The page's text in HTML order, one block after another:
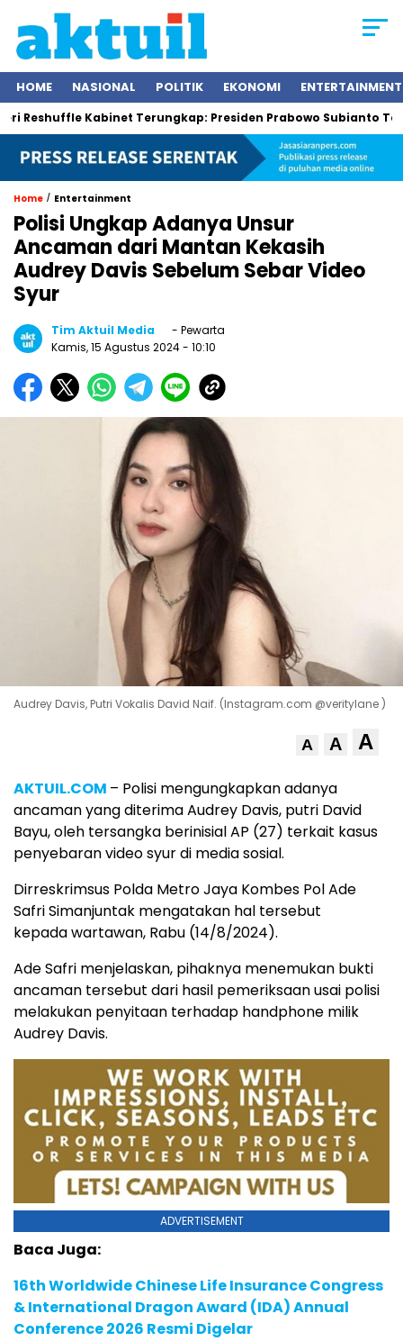
HOME NASIONAL POLITIK EKONOMI ENTERTAINMENT
Kabinet Terungkap: Presiden Prabowo Subianto Tegaskan
Home / Entertainment
Polisi Ungkap Adanya Unsur
Ancaman dari Mantan Kekasih
Audrey Davis Sebelum Sebar Video
Syur
Tim Aktuil Media
- Pewarta
Kamis, 15 Agustus 2024- 10:10
Audrey Davis, Putri Vokalis David Naif. (Instagram.com @veritylane )
A A A
AKTUIL.COM – Polisi mengungkapkan adanya
ancaman yang diterima Audrey Davis, putri David
Bayu, oleh tersangka berinisial AP (27) terkait kasus
penyebaran video syur di media sosial.
Dirreskrimsus Polda Metro Jaya Kombes Pol Ade
Safri Simanjuntak mengatakan hal tersebut
kepada wartawan, Rabu (14/8/2024).
Ade Safri menjelaskan, pihaknya menemukan bukti
ancaman tersebut dari hasil pemeriksaan usai polisi
melakukan penyitaan terhadap handphone milik
Audrey Davis.
ADVERTISEMENT
Baca Juga:
16th Worldwide Chinese Life Insurance Congress
& International Dragon Award (IDA) Annual
Conference 2026 Resmi Digelar